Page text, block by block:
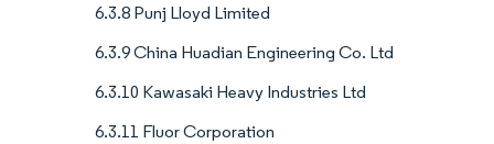
6.3.8 Punj Lloyd Limited
6.3.9 China Huadian Engineering Co. Ltd
6.3.10 Kawasaki Heavy Industries Ltd
6.3.11 Fluor Corporation